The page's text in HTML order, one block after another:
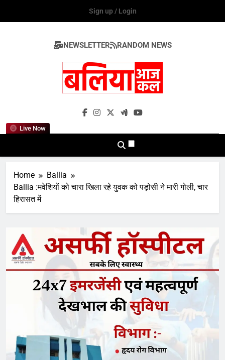
Sign up / Login
NEWSLETTER RANDOM NEWS
Live Now
Ballia Aaj Kal
Home
Ballia
Ballia :मवेशियों को चारा खिला रहे युवक को पड़ोसी ने मारी गोली, चार
हिरासत में